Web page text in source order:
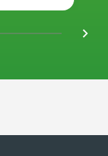
che ha
delle
4
navigate_next